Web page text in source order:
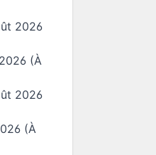
2026
(À
2026
(À